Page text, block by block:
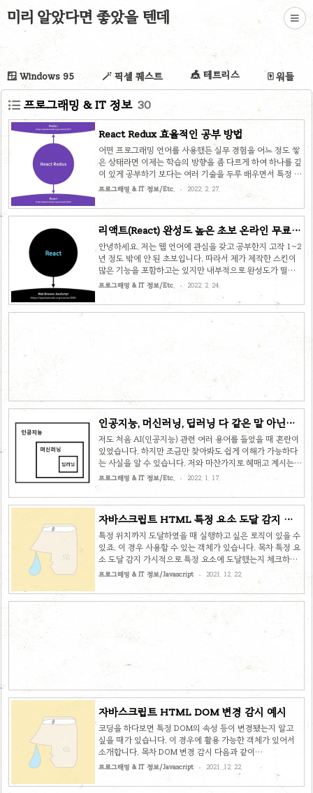
미리 알았다면 좋았을 텐데
🪟 Windows 95 🪄 픽셀 퀘스트 🎪 테트리스 🀄 워들
프로그래밍 & IT 정보 30
React Redux 효율적인 공부 방법
어떤 프로그래밍 언어를 사용했든 실무 경험을 어느 정도 쌓
은 상태라면 이제는 학습의 방향을 좀 다르게 하여 하나를 깊
이 있게 공부하기 보다는 여러 기술을 두루 배우면서 특정 상
황에서 효율적인 방법을 찾아가는 연습을 하는 것이 더 나을
지도 모릅니다. 직접 사용할 일이 있을 때 확실히 공부하면
될 것 같고 당장은 다양한 기술들을 직간접적으로 알고 있는
갖춰진 상태라면 각 잡고 연습을 하지 않아도 새로운 언어 또
는 프레임워크, 라이브러리 등의 강의 내용을 90% 이상 흡
수할 수 있습니다. 실제로 생활코딩의 이고잉님 강의를 1.5
배속 이상으로 재생하여도 귀에 쏙쏙 들어오는 것을 체험하
였습니다. 저는 아직 리액트를 본격적으로 다뤄 본 적은 없지
프로그래밍 & IT 정보/Etc. 2022. 2. 27.
리액트(React) 완성도 높은 초보 온라인 무료
강의 추천
안녕하세요. 저는 웹 언어에 관심을 갖고 공부한지 고작 1~2
년 정도 밖에 안 된 초보입니다. 따라서 제가 제작한 스킨이
많은 기능을 포함하고는 있지만 내부적으로 완성도가 떨어
지는 부분이 분명이 있을거구요. 스스로 인지하고 있기 때문
에 차츰 보완해 나갈 예정입니다. 친효 스킨, 고래 스킨 뒤를
이을 티스토리 무료 스킨 제작 프로젝트, 미넴 스킨 소개 및
프로그래밍 & IT 정보/Etc. 2022. 2. 24.
인공지능, 머신러닝, 딥러닝 다 같은 말 아닌가
요? 간단한 개념 설명
저도 처음 AI(인공지능) 관련 여러 용어를 들었을 때 혼란이
있었습니다. 하지만 조금만 찾아봐도 쉽게 이해가 가능하다
는 사실을 알 수 있습니다. 저와 마찬가지로 헤매고 계시는
분들에게 최대한 간단하고 쉽게 말씀을 드리고 싶어서 이 글
포함 관계 인공지능은 알다시피 컴퓨터가 인간처럼 행동할
능을 구현하는 방법은 여러가지가 있는데 컴퓨터에게 특정
분야를 학습시켜서 관련 상황을 인지하고 판단할 수 있도록
설계한 방법이 머신러닝입니다. 컴퓨터는 학습량이 많아질
수록 인풋에 대한 아웃풋의 정확도가 향상됩니다. 이러한 머
신러닝 방법론 중 하나가 딥러닝입니다. 사실 인공신경망과
프로그래밍 & IT 정보/Etc. 2022. 1. 17.
자바스크립트 HTML 특정 요소 도달 감지 예
시
특정 위치까지 도달하였을 때 실행하고 싶은 로직이 있을 수
있죠. 이 경우 사용할 수 있는 객체가 있습니다. 목차 특정 요
소 도달 감지 가시적으로 특정 요소에 도달했는지 체크하기
위해 사용하는 객체입니다. 기본적인 사용법은 다음과 같습
document.querySelector('#scrollArea'), // 기준 영역
지정 rootMargin: '0px', // root 영역의 여백 threshold:
프로그래밍 & IT 정보/Javascript 2021. 12. 22.
자바스크립트 HTML DOM 변경 감시 예시
코딩을 하다보면 특정 DOM의 속성 등이 변경됐는지 알고
싶을 때가 있습니다. 이 경우에 활용 가능한 객체가 있어서
소개합니다. 목차 DOM 변경 감시 다음과 같이
MutationObserver 객체를 이용하여 DOM의 변경을 감시
합니다. // 인스턴스 생성 var observer = new
MutationObserver(function(mutations) { // 변경 감지
프로그래밍 & IT 정보/Javascript 2021. 12. 22.